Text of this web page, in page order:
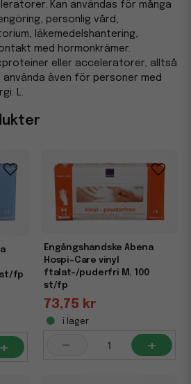
st/fp
+
Engångshandske Abena
Hospi-Care vinyl
ftalat-/puderfri M, 100
st/fp
73,75 kr
i lager
- +
Kan användas för många
personlig vård,
läkemedelshantering,
med hormonkrämer.
eller acceleratorer, alltså
även för personer med
L.